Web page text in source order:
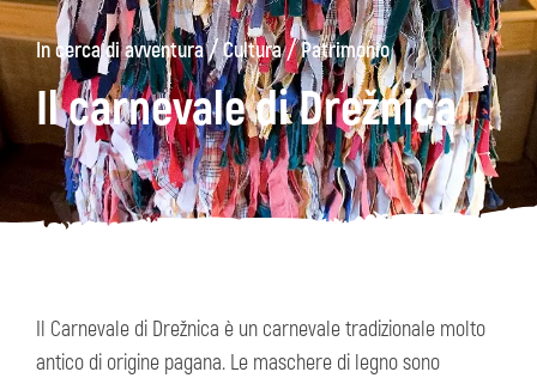
In cerca di avventura/Cultura/Patrimonio
Il carnevale di Drežnica
Kanin
Sentieri
escursionistici
Museo
di
Kobarid
Il Carnevale di Drežnica è un carnevale tradizionale molto
antico di origine pagana. Le maschere di legno sono